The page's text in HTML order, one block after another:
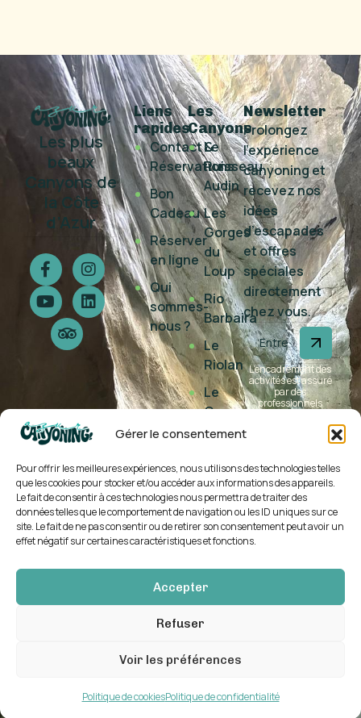
Gérer le consentement
Pour offrir les meilleures expériences, nous utilisons des technologies telles
que les cookies pour stocker et/ou accéder aux informations des appareils.
Le fait de consentir à ces technologies nous permettra de traiter des
données telles que le comportement de navigation ou les ID uniques sur ce
site. Le fait de ne pas consentir ou de retirer son consentement peut avoir un
effet négatif sur certaines caractéristiques et fonctions.
Accepter
Refuser
Voir les préférences
Politique de cookiesPolitique de confidentialité
Les plus
beaux
Canyons de
la Côte
d’Azur
Liens
rapides
Contact &
Réservations
Bon
Cadeau
Réserver
en ligne
Qui
sommes-
nous ?
Les
Canyons
Le
Ruisseau
Audin
Les
Gorges
du
Loup
Rio
Barbaira
Le
Riolan
Le
Gours
du
La
Bollène
Imberguet
Courmes
Newsletter
Prolongez
l’expérience
canyoning et
recevez nos
idées
d’escapades
et offres
spéciales
directement
chez vous.
L’encadrement des
activités est assuré
par des
professionnels
et sports n° 00697
Azur Canyoning © 2026
Politique de
Ce site est réalisé par